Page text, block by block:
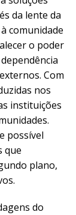
da lente da
comunidade
o poder
Com
nos
instituições
possível
que
plano,
do